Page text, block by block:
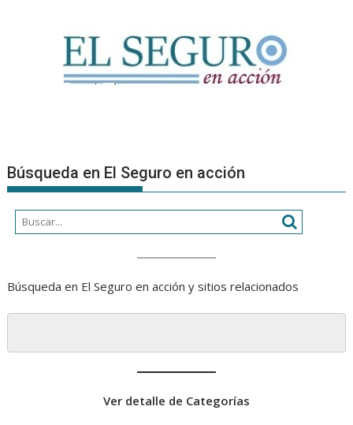
Búsqueda en El Seguro en acción
Búsqueda en El Seguro en acción y sitios relacionados
Ver detalle de Categorías